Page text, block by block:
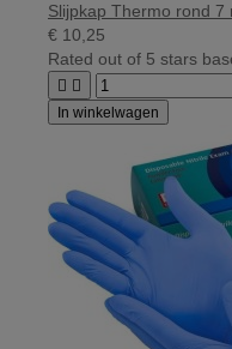
Slijpkap Thermo rond
€ 10,25
Rated out of 5 stars
 
In winkelwagen